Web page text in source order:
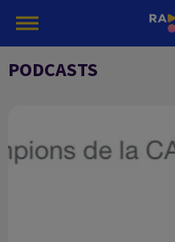
PODCASTS